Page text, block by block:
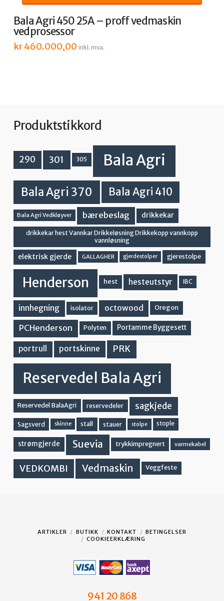
Bala Agri 450 25A – proff vedmaskin
vedprosessor
kr460.000,00 inkl. mva.
Produktstikkord
290 301 305 Bala Agri
Bala Agri 370 Bala Agri 410
Bala Agri Vedkløyver bærebeslag drikkekar
drikkekar hest Vannkar Drikkeløsning Drikkekopp vannkopp
vannløsning
elektrisk gjerde GALLAGHER gjerdestolper gjerestolpe
Henderson hest hesteutstyr IBC
innhegning isolator octowood Oregon
PCHenderson Polyten Portamme Byggesett
portrull portskinne PRK
Reservedel Bala Agri
Reservedel BalaAgri reservedeler sagkjede
Sagsverd skinne stall stauer stolpe stople
strømgjerde Suevia trykkimpregnert varmekabel
VEDKOMBI Vedmaskin Veggfeste
ARTIKLER BUTIKK KONTAKT
BETINGELSER
COOKIEERKLÆRING
941 20 868